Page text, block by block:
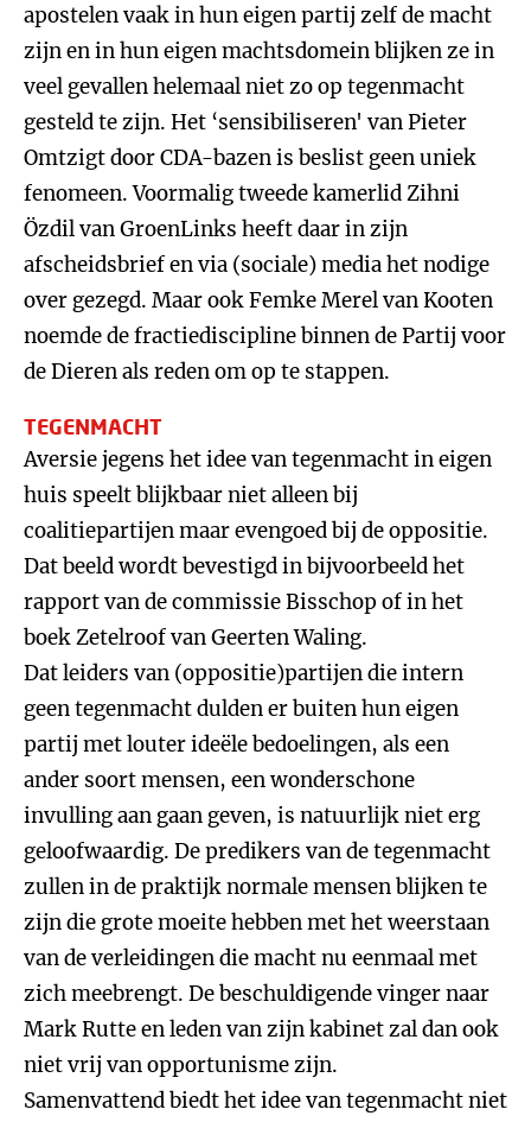
apostelen vaak in hun eigen partij zelf de macht
zijn en in hun eigen machtsdomein blijken ze in
veel gevallen helemaal niet zo op tegenmacht
gesteld te zijn. Het ‘sensibiliseren' van Pieter
Omtzigt door CDA-bazen is beslist geen uniek
fenomeen. Voormalig tweede kamerlid Zihni
Özdil van GroenLinks heeft daar in zijn
afscheidsbrief en via (sociale) media het nodige
over gezegd. Maar ook Femke Merel van Kooten
noemde de fractiediscipline binnen de Partij voor
de Dieren als reden om op te stappen.
TEGENMACHT
Aversie jegens het idee van tegenmacht in eigen
huis speelt blijkbaar niet alleen bij
coalitiepartijen maar evengoed bij de oppositie.
Dat beeld wordt bevestigd in bijvoorbeeld het
rapport van de commissie Bisschop of in het
boek Zetelroof van Geerten Waling.
Dat leiders van (oppositie)partijen die intern
geen tegenmacht dulden er buiten hun eigen
partij met louter ideële bedoelingen, als een
ander soort mensen, een wonderschone
invulling aan gaan geven, is natuurlijk niet erg
geloofwaardig. De predikers van de tegenmacht
zullen in de praktijk normale mensen blijken te
zijn die grote moeite hebben met het weerstaan
van de verleidingen die macht nu eenmaal met
zich meebrengt. De beschuldigende vinger naar
Mark Rutte en leden van zijn kabinet zal dan ook
niet vrij van opportunisme zijn.
Samenvattend biedt het idee van tegenmacht niet